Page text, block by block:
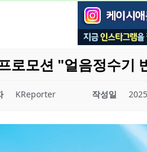
로모션 "얼음정수기
KReporter 작성일